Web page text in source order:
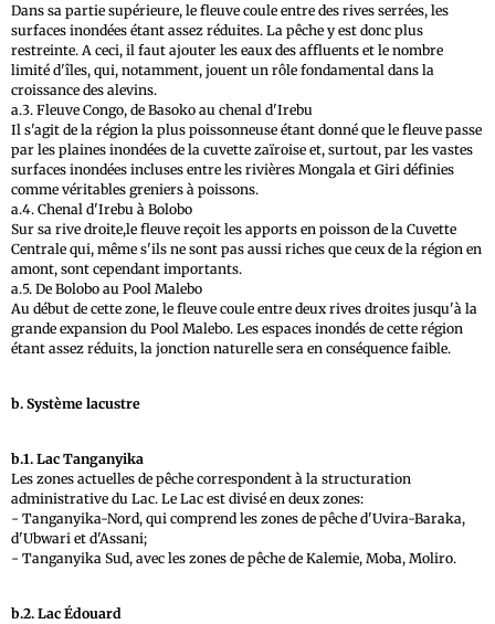
Dans sa partie supérieure, le fleuve coule entre des rives serrées, les
surfaces inondées étant assez réduites. La pêche y est donc plus
restreinte. A ceci, il faut ajouter les eaux des affluents et le nombre
limité d'îles, qui, notamment, jouent un rôle fondamental dans la
croissance des alevins.
a.3. Fleuve Congo, de Basoko au chenal d'Irebu
Il s'agit de la région la plus poissonneuse étant donné que le fleuve passe
par les plaines inondées de la cuvette zaïroise et, surtout, par les vastes
surfaces inondées incluses entre les rivières Mongala et Giri définies
comme véritables greniers à poissons.
a.4. Chenal d'Irebu à Bolobo
Sur sa rive droite,le fleuve reçoit les apports en poisson de la Cuvette
Centrale qui, même s'ils ne sont pas aussi riches que ceux de la région en
amont, sont cependant importants.
a.5. De Bolobo au Pool Malebo
Au début de cette zone, le fleuve coule entre deux rives droites jusqu'à la
grande expansion du Pool Malebo. Les espaces inondés de cette région
étant assez réduits, la jonction naturelle sera en conséquence faible.
b. Système lacustre
b.1. Lac Tanganyika
Les zones actuelles de pêche correspondent à la structuration
administrative du Lac. Le Lac est divisé en deux zones:
- Tanganyika-Nord, qui comprend les zones de pêche d'Uvira-Baraka,
d'Ubwari et d'Assani;
- Tanganyika Sud, avec les zones de pêche de Kalemie, Moba, Moliro.
b.2. Lac Édouard